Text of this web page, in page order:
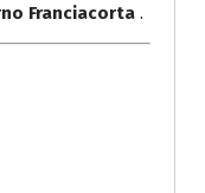
Franciacorta .